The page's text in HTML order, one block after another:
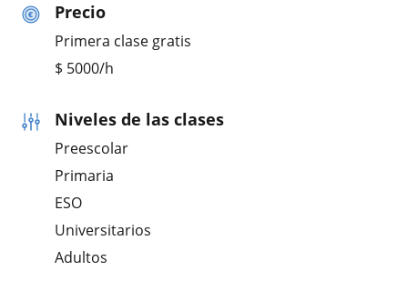
Precio
Primera clase gratis
$ 5000/h
Niveles de las clases
Preescolar
Primaria
ESO
Universitarios
Adultos